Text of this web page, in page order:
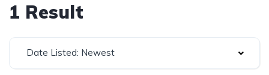
1 Result
Date Listed: Newest